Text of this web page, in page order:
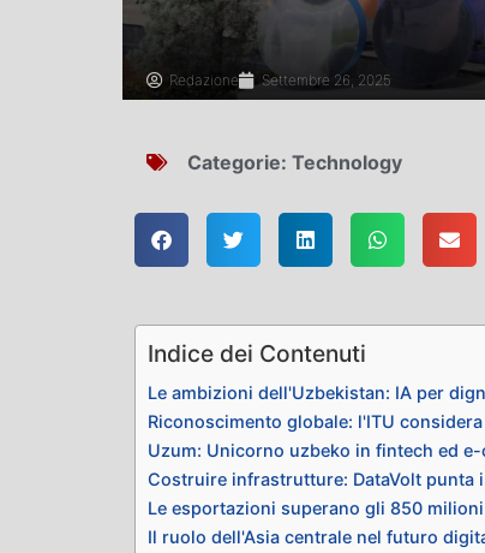
Redazione Settembre 26, 2025
Categorie: Technology
Indice dei Contenuti
Le ambizioni dell'Uzbekistan: IA per
Riconoscimento globale: l'ITU
Uzum: Unicorno uzbeko in fintech ed
Costruire infrastrutture: DataVolt punta
Le esportazioni superano gli 850
Il ruolo dell'Asia centrale nel futuro